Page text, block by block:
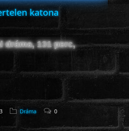
katona
dráma, 131 perc,
Dráma 0